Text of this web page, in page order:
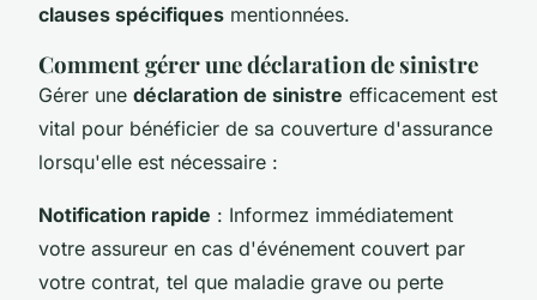
clauses spécifiques mentionnées.
Comment gérer une déclaration de sinistre
Gérer une déclaration de sinistre efficacement est
vital pour bénéficier de sa couverture d'assurance
lorsqu'elle est nécessaire :
Notification rapide : Informez immédiatement
votre assureur en cas d'événement couvert par
votre contrat, tel que maladie grave ou perte